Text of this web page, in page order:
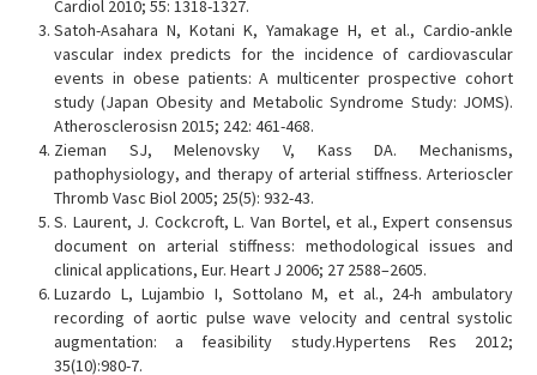
Cardiol 2010; 55: 1318-1327.
Satoh-Asahara N, Kotani K, Yamakage H, et al., Cardio-ankle
vascular index predicts for the incidence of cardiovascular
events in obese patients: A multicenter prospective cohort
study (Japan Obesity and Metabolic Syndrome Study: JOMS).
Atherosclerosisn 2015; 242: 461-468.
Zieman SJ, Melenovsky V, Kass DA. Mechanisms,
pathophysiology, and therapy of arterial stiffness. Arterioscler
Thromb Vasc Biol 2005; 25(5): 932-43.
S. Laurent, J. Cockcroft, L. Van Bortel, et al., Expert consensus
document on arterial stiffness: methodological issues and
clinical applications, Eur. Heart J 2006; 27 2588–2605.
Luzardo L, Lujambio I, Sottolano M, et al., 24-h ambulatory
recording of aortic pulse wave velocity and central systolic
augmentation: a feasibility study.Hypertens Res 2012;
35(10):980-7.